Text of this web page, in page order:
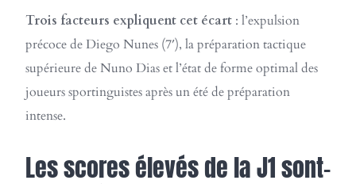
Trois facteurs expliquent cet écart : l’expulsion
précoce de Diego Nunes (7′), la préparation tactique
supérieure de Nuno Dias et l’état de forme optimal des
joueurs sportinguistes après un été de préparation
intense.
Les scores élevés de la J1 sont-